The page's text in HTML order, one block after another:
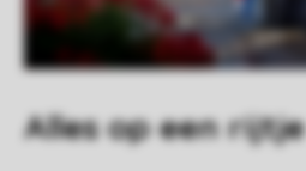
Alles op een rijtje